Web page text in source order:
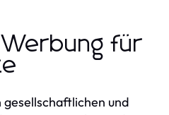
für
und